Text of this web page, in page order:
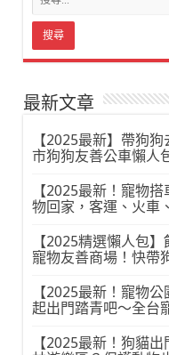
最新文章
【2025最新】帶狗
市狗狗友善公車懶人
【2025最新！寵物
物回家，客運、火車
【2025精選懶人包
寵物友善商場！快帶
【2025最新！寵物
起出門踏青吧～全台
【2025最新！狗貓